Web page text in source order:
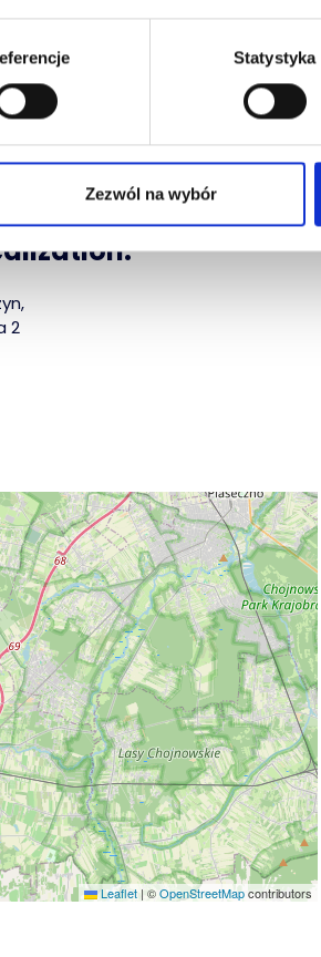
Statystyka
Zezwól na wybór
No.:
WVWZZZAUZLP576284
reg.:
06.10.2020
2
Leaflet | ©OpenStreetMapcontributors